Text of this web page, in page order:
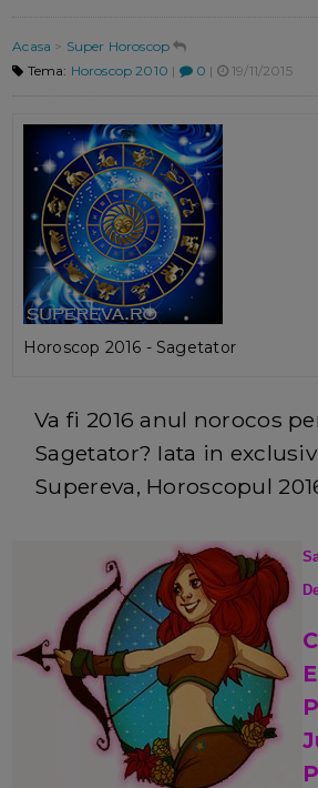
Acasa > Super Horoscop
Tema: Horoscop 2010 | 0 | 19/11/2015
Horoscop 2016 - Sagetator
Va fi 2016 anul norocos
Sagetator? Iata in
Supereva, Horoscopul